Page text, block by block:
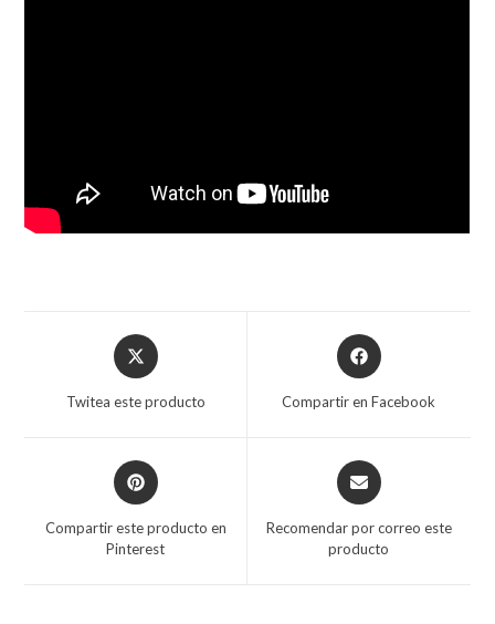
Twitea este producto Compartir en Facebook
Compartir este producto en
Pinterest
Recomendar por correo este
producto